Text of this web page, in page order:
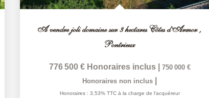
A vendre joli domaine sur 3 hectares Côtes d'Armor,
Pontrieux
776 500 € Honoraires inclus
750 000 €
Honoraires non inclus
Honoraires : 3,53% TTC à la charge de l'acquéreur